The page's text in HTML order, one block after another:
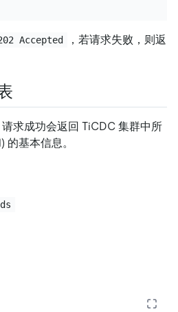
Accepted
，若请求失败，则返
求成功会返回 TiCDC 集群中所
基本信息。